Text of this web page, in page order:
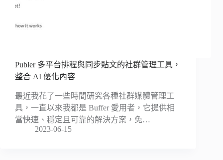
Publer 多平台排程與同步貼文的社群管理工具，
整合 AI 優化內容
最近我花了一些時間研究各種社群媒體管理工
具，一直以來我都是 Buffer 愛用者，它提供相
當快速、穩定且可靠的解決方案，免…
2023-06-15